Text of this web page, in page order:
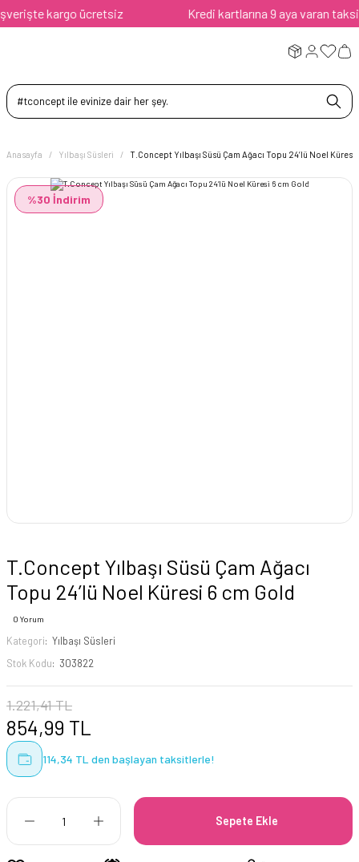
kargo ücretsiz Kredi kartlarına 9 aya varan taksit
Anasayfa Yılbaşı Süsleri T.Concept Yılbaşı Süsü Çam Ağacı Topu 24’lü Noel Küresi
%30 İndirim
T.Concept Yılbaşı Süsü Çam Ağacı
Topu 24’lü Noel Küresi 6 cm Gold
0 Yorum
Kategori
Yılbaşı Süsleri
Stok Kodu
303822
1.221,41 TL
854,99 TL
114,34 TL den başlayan taksitlerle!
Sepete Ekle